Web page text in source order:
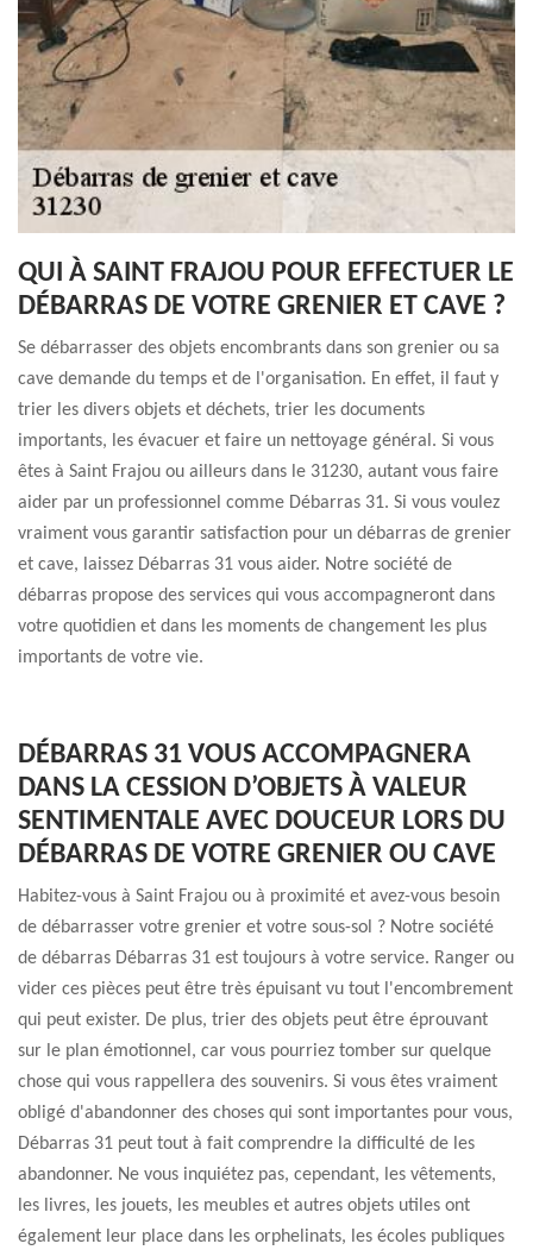
QUI À SAINT FRAJOU POUR EFFECTUER LE
DÉBARRAS DE VOTRE GRENIER ET CAVE ?
Se débarrasser des objets encombrants dans son grenier ou sa
cave demande du temps et de l'organisation. En effet, il faut y
trier les divers objets et déchets, trier les documents
importants, les évacuer et faire un nettoyage général. Si vous
êtes à Saint Frajou ou ailleurs dans le 31230, autant vous faire
aider par un professionnel comme Débarras 31. Si vous voulez
vraiment vous garantir satisfaction pour un débarras de grenier
et cave, laissez Débarras 31 vous aider. Notre société de
débarras propose des services qui vous accompagneront dans
votre quotidien et dans les moments de changement les plus
importants de votre vie.
DÉBARRAS 31 VOUS ACCOMPAGNERA
DANS LA CESSION D’OBJETS À VALEUR
SENTIMENTALE AVEC DOUCEUR LORS DU
DÉBARRAS DE VOTRE GRENIER OU CAVE
Habitez-vous à Saint Frajou ou à proximité et avez-vous besoin
de débarrasser votre grenier et votre sous-sol ? Notre société
de débarras Débarras 31 est toujours à votre service. Ranger ou
vider ces pièces peut être très épuisant vu tout l'encombrement
qui peut exister. De plus, trier des objets peut être éprouvant
sur le plan émotionnel, car vous pourriez tomber sur quelque
chose qui vous rappellera des souvenirs. Si vous êtes vraiment
obligé d'abandonner des choses qui sont importantes pour vous,
Débarras 31 peut tout à fait comprendre la difficulté de les
abandonner. Ne vous inquiétez pas, cependant, les vêtements,
les livres, les jouets, les meubles et autres objets utiles ont
également leur place dans les orphelinats, les écoles publiques